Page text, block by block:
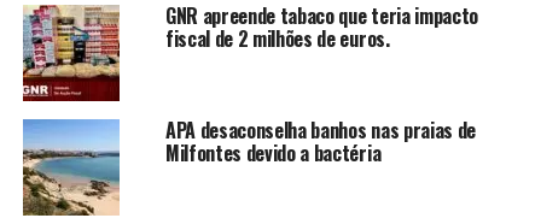
GNR apreende tabaco que teria impacto
fiscal de 2 milhões de euros.
APA desaconselha banhos nas praias de
Milfontes devido a bactéria